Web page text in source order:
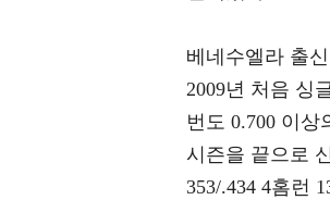
베네수엘라 출
2009년 처음 싱
번도 0.700 이
시즌을 끝으로
353/.434 4홈런